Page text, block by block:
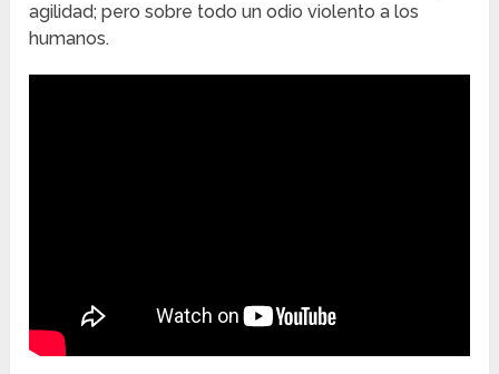
agilidad; pero sobre todo un odio violento a los
humanos.